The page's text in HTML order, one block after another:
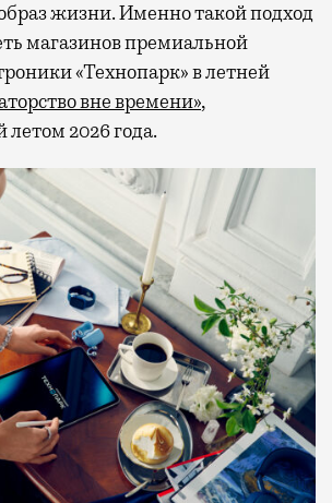
жизни. Именно такой подход
магазинов премиальной
«Технопарк» в летней
вне времени»,
летом 2026 года.